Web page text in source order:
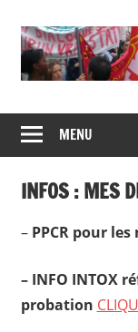
content
de
syndicats
CGT
insertion
MENU
INFOS : MES
– PPCR pour les
– INFO INTOX
probation